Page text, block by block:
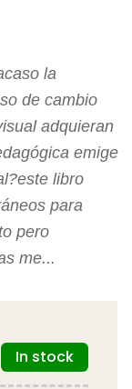
la
de cambio
adquieran
emige
libro
para
pero
me...
In stock